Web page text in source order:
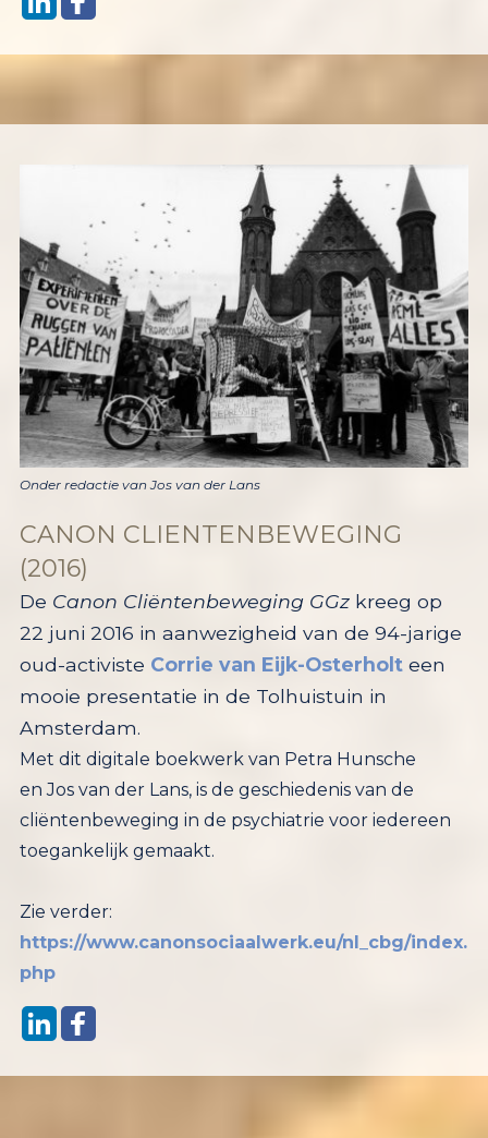
Onder redactie van Jos van der Lans
CANON CLIENTENBEWEGING
(2016)
De Canon Cliëntenbeweging GGzkreeg op
22 juni 2016 in aanwezigheid van de 94-jarige
oud-activiste Corrie van Eijk-Osterholteen
mooie presentatie in de Tolhuistuin in
Amsterdam.
Met dit digitale boekwerk van Petra Hunsche
enJos van der Lans, is de geschiedenis van de
cliëntenbeweging in de psychiatrie voor iedereen
toegankelijk gemaakt.
Zie verder:
https://www.canonsociaalwerk.eu/nl_cbg/index.
php